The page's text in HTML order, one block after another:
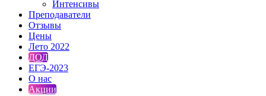
Интенсивы
Преподаватели
Отзывы
Цены
Лето 2022
ДОД
ЕГЭ-2023
О нас
Акции